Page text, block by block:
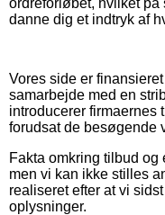
danne dig et indtryk af
Vores side er
samarbejde med en
introducerer firmaernes
forudsat de besøgende
Fakta omkring tilbud
men vi kan ikke stilles
realiseret efter at vi
oplysninger.